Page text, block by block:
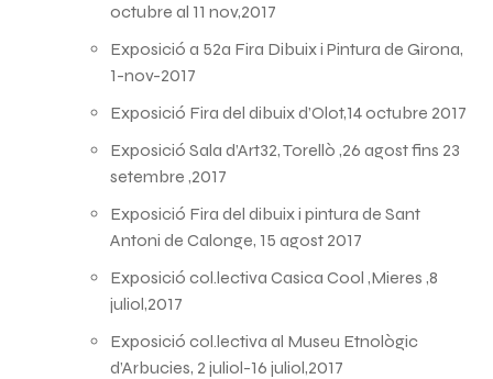
octubre al 11 nov,2017
Exposició a 52a Fira Dibuix i Pintura de Girona,
1-nov-2017
Exposició Fira del dibuix d’Olot,14 octubre 2017
Exposició Sala d’Art32, Torellò ,26 agost fins 23
setembre ,2017
Exposició Fira del dibuix i pintura de Sant
Antoni de Calonge, 15 agost 2017
Exposició col.lectiva Casica Cool ,Mieres ,8
juliol,2017
Exposició col.lectiva al Museu Etnològic
d’Arbucies, 2 juliol-16 juliol,2017